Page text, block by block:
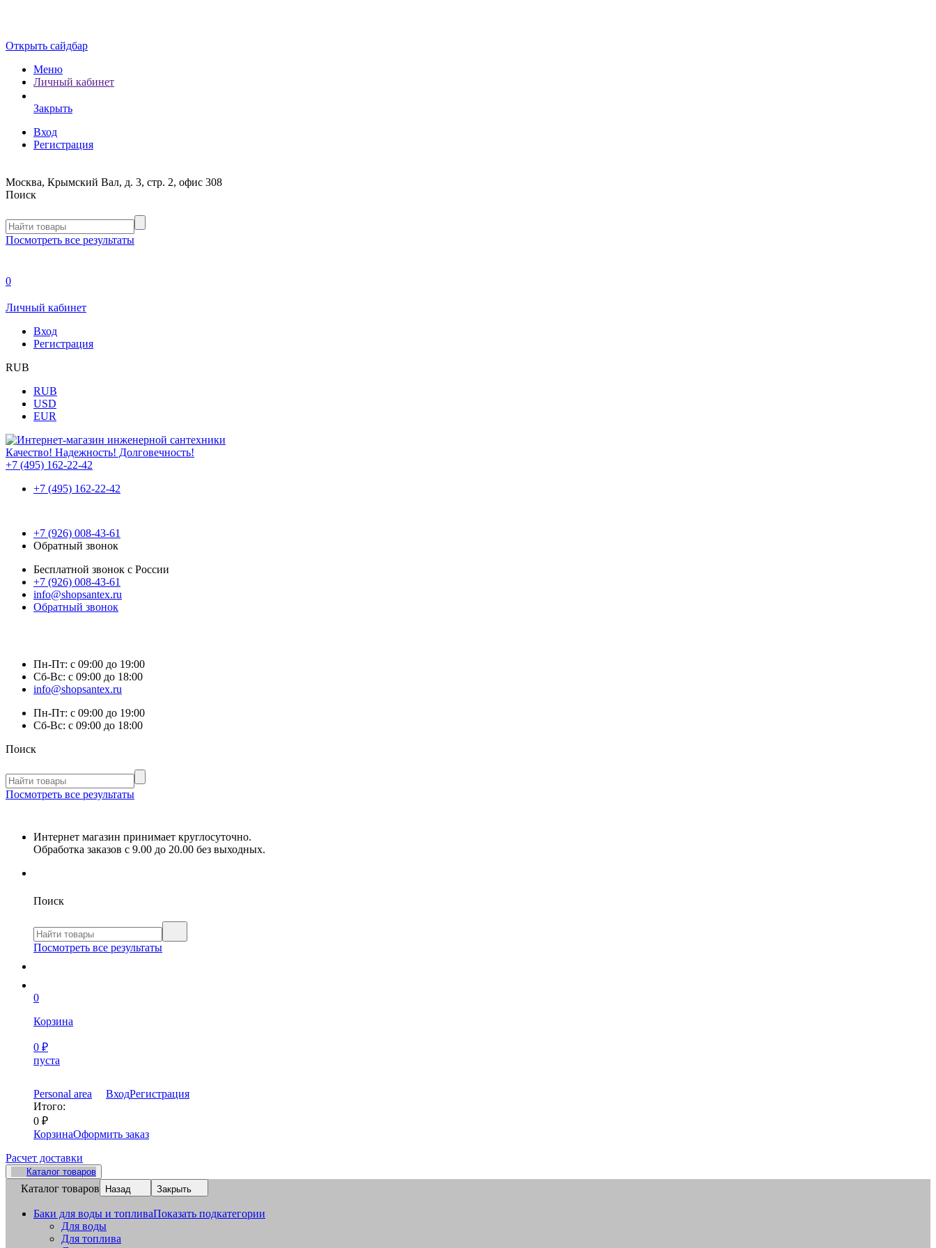
Открыть сайдбар
Меню
Личный кабинет
Закрыть
Вход
Регистрация
Москва, Крымский Вал, д. 3, стр. 2, офис 308
Поиск
Посмотреть все результаты
0
Личный кабинет
Вход
Регистрация
RUB
RUB
USD
EUR
Качество! Надежность! Долговечность!
+7 (495) 162-22-42
+7 (495) 162-22-42
+7 (926) 008-43-61
Обратный звонок
Бесплатной звонок с России
+7 (926) 008-43-61
info@shopsantex.ru
Обратный звонок
Пн-Пт: с 09:00 до 19:00
Сб-Вс: с 09:00 до 18:00
info@shopsantex.ru
Пн-Пт: с 09:00 до 19:00
Сб-Вс: с 09:00 до 18:00
Поиск
Посмотреть все результаты
Интернет магазин принимает круглосуточно.
Обработка заказов с 9.00 до 20.00 без выходных.
Поиск
Посмотреть все результаты
0
Корзина
0 ₽
пуста
Personal area ВходРегистрация
Итого:
0 ₽
КорзинаОформить заказ
Расчет доставки
Каталог товаров
Каталог товаров Назад Закрыть
Баки для воды и топливаПоказать подкатегории
Для воды
Для топлива